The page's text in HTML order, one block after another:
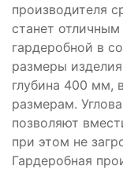
производителя
станет
гардеробной в
размеры
глубина 400 мм,
размерам.
позволяют
при этом не
Гардеробная